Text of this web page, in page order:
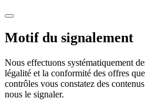
Motif du signalement
Nous effectuons systématiquement
légalité et la conformité des offres
contrôles vous constatez des
nous le signaler.